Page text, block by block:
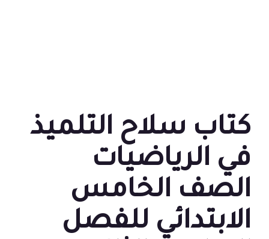
كتاب سلاح التلميذ
في الرياضيات
الصف الخامس
الابتدائي للفصل